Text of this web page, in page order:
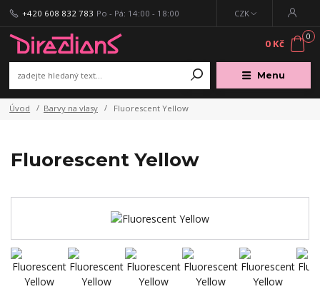
Menu
CZK
+420 608 832 783 Po - Pá: 14:00 - 18:00
0
0 Kč
Úvod Barvy na vlasy Fluorescent Yellow
Fluorescent Yellow